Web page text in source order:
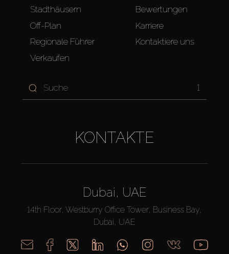
Stadthäusern
Off-Plan
Regionale Führer
Verkaufen
Bewertungen
Karriere
Kontaktiere uns
1
KONTAKTE
Dubai, UAE
14th Floor, Westburry Office Tower, Business Bay,
Dubai, UAE